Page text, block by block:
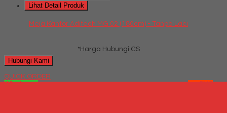
Lihat Detail Produk
Meja Kantor Aditech MG 02 (180cm) - Tanpa Laci
*Harga Hubungi CS
Hubungi Kami
QUICK ORDER
Whatsapp
via SMS